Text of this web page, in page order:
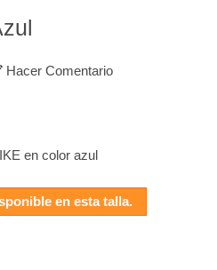
Hacer Comentario
en color azul
en esta talla.